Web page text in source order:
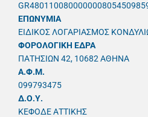
ΕΠΩΝΥΜΙΑ
ΕΙΔΙΚΟΣ ΛΟΓΑΡΙΑΣΜΟΣ
ΦΟΡΟΛΟΓΙΚΗ ΕΔΡΑ
ΠΑΤΗΣΙΩΝ 42, 10682 ΑΘΗΝΑ
A.Φ.Μ.
099793475
Δ.Ο.Υ.
ΚΕΦΟΔΕ ΑΤΤΙΚΗΣ